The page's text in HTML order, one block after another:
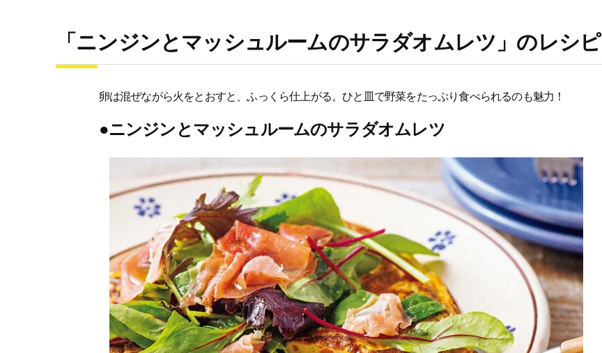
「ニンジンとマッシュルームのサラダオムレツ」のレシピ
卵は混ぜながら火をとおすと、ふっくら仕上がる。ひと皿で野菜をたっぷり食べられるのも魅力！
●ニンジンとマッシュルームのサラダオムレツ